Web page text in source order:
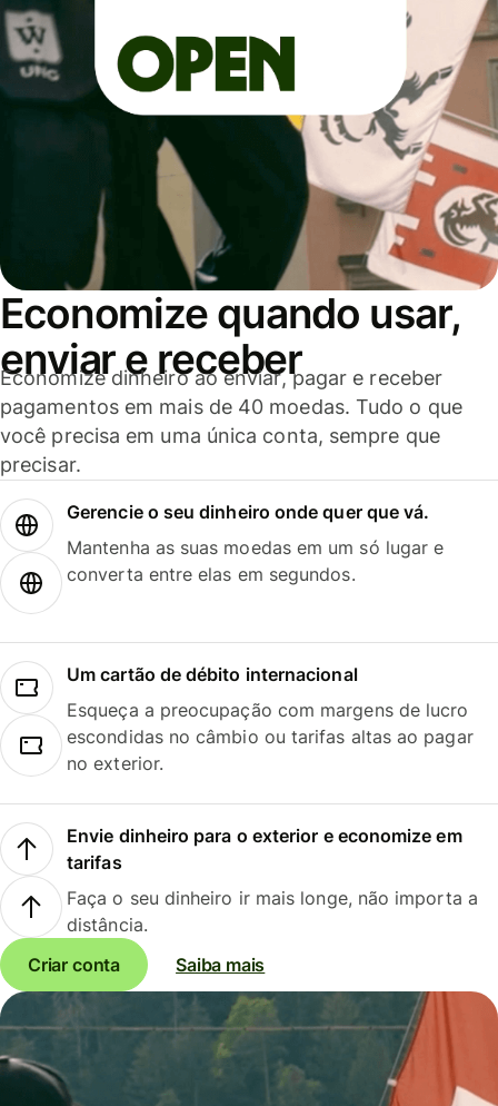
Economize quando usar,
enviar e receber
Economize dinheiro ao enviar, pagar e receber
pagamentos em mais de 40 moedas. Tudo o que
você precisa em uma única conta, sempre que
precisar.
Gerencie o seu dinheiro onde quer que vá.
Mantenha as suas moedas em um só lugar e
converta entre elas em segundos.
Um cartão de débito internacional
Esqueça a preocupação com margens de lucro
escondidas no câmbio ou tarifas altas ao pagar
no exterior.
Envie dinheiro para o exterior e economize em
tarifas
Faça o seu dinheiro ir mais longe, não importa a
distância.
Criar conta
Saiba mais